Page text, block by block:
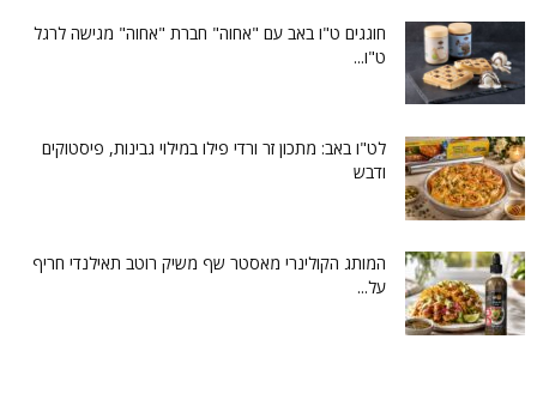
חוגגים ט"ו באב עם "אחוה" חברת "אחוה" מגישה לרגל
ט"ו...
לט"ו באב: מתכון זר ורדי פילו במילוי גבינות, פיסטוקים
ודבש
המותג הקולינרי מאסטר שף משיק רוטב תאילנדי חריף
על...